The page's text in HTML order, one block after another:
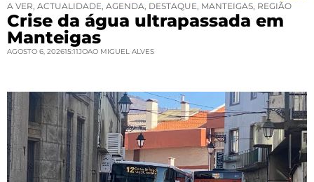
A VER, ACTUALIDADE, AGENDA, DESTAQUE, MANTEIGAS, REGIÃO
Crise da água ultrapassada em
Manteigas
AGOSTO 6, 202615:11JOAO MIGUEL ALVES